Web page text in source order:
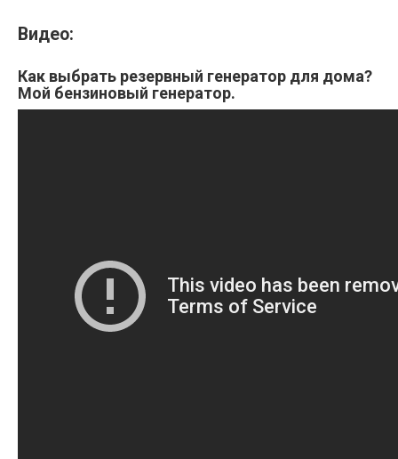
Видео:
Как выбрать резервный генератор для дома?
Мой бензиновый генератор.